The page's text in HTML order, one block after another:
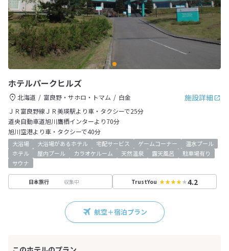
ホテルパークヒルズ
施設詳細
北海道 富良野・サホロ・トマム
白金
ＪＲ富良野線ＪＲ美瑛駅より車・タクシーで25分
道央自動車道旭川鷹栖インターより70分
旭川空港より車・タクシーで40分
大浴場 大浴場があるホテル 宅配サービス ゲームコーナー
温水プール
ホテル
屋内プール カラオケルーム 天然温泉 露天風呂
駐車場有り
サウナ
日本旅行 収集中 TrustYou 4.2
航空＋宿泊プラン